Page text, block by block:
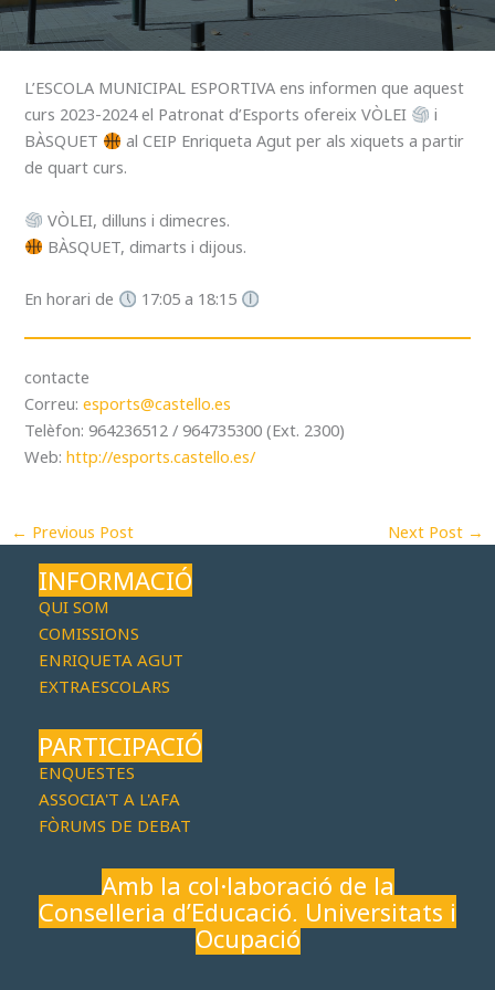
L’ESCOLA MUNICIPAL ESPORTIVA ens informen que aquest
curs 2023-2024 el Patronat d’Esports ofereix VÒLEI
i
BÀSQUET
al CEIP Enriqueta Agut per als xiquets a partir
de quart curs.
VÒLEI, dilluns i dimecres.
BÀSQUET, dimarts i dijous.
En horari de 17:05 a 18:15
contacte
Correu:esports@castello.es
Telèfon: 964236512 / 964735300 (Ext. 2300)
Web:http://esports.castello.es/
← Previous Post Next Post →
INFORMACIÓ
QUI SOM
COMISSIONS
ENRIQUETA AGUT
EXTRAESCOLARS
PARTICIPACIÓ
ENQUESTES
ASSOCIA'T A L'AFA
FÒRUMS DE DEBAT
Amb la col·laboració de la
Conselleria d’Educació, Universitats i
Ocupació